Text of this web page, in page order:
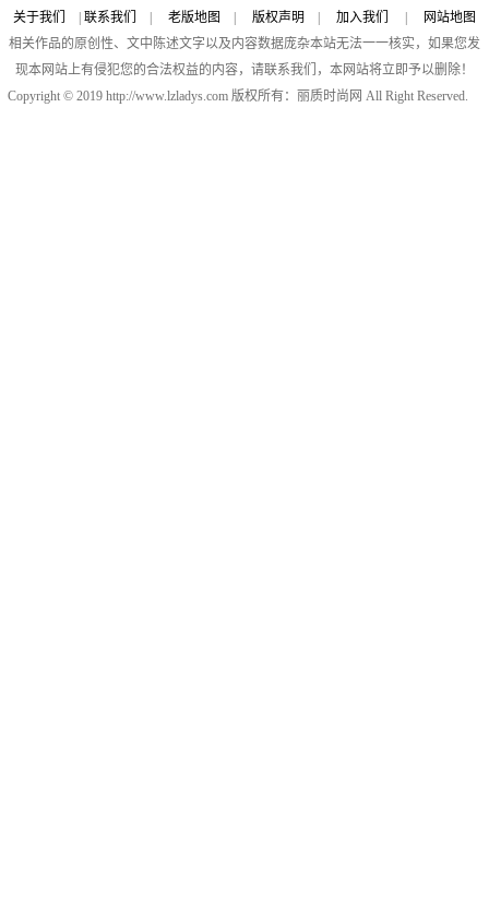
关于我们 联系我们 老版地图 版权声明 加入我们
网站地图
相关作品的原创性、文中陈述文字以及内容数据庞杂本站无法一一核实，如果您发
现本网站上有侵犯您的合法权益的内容，请联系我们，本网站将立即予以删除！
Copyright © 2019 http://www.lzladys.com 版权所有：丽质时尚网 All Right Reserved.